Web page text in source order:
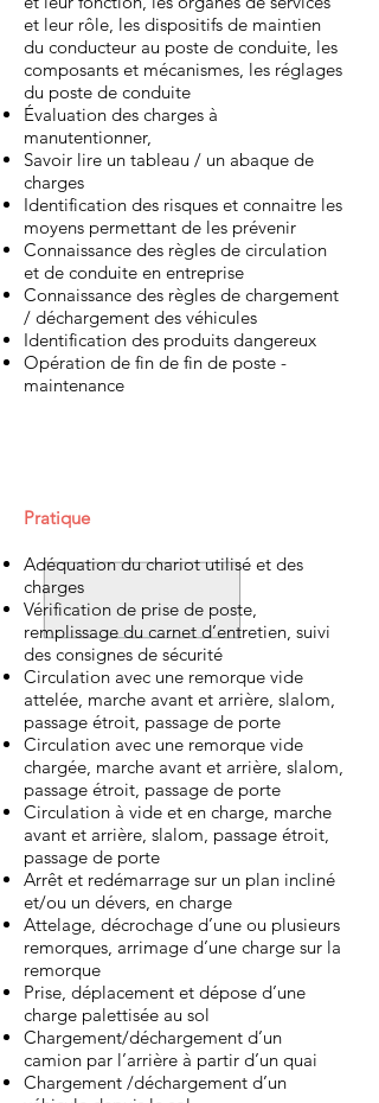
et leur rôle, les dispositifs de maintien
du conducteur au poste de conduite, les
composants et mécanismes, les réglages
du poste de conduite
Évaluation des charges à
manutentionner,
Savoir lire un tableau / un abaque de
charges
Identification des risques et connaitre les
moyens permettant de les prévenir
Connaissance des règles de circulation
et de conduite en entreprise
Connaissance des règles de chargement
/ déchargement des véhicules
Identification des produits dangereux
Opération de fin de fin de poste -
maintenance
Pratique
Adéquation du chariot utilisé et des
charges
Vérification de prise de poste,
remplissage du carnet d’entretien, suivi
des consignes de sécurité
Circulation avec une remorque vide
attelée, marche avant et arrière, slalom,
passage étroit, passage de porte
Circulation avec une remorque vide
chargée, marche avant et arrière, slalom,
passage étroit, passage de porte
Circulation à vide et en charge, marche
avant et arrière, slalom, passage étroit,
passage de porte
Arrêt et redémarrage sur un plan incliné
et/ou un dévers, en charge
Attelage, décrochage d’une ou plusieurs
remorques, arrimage d’une charge sur la
remorque
Prise, déplacement et dépose d’une
charge palettisée au sol
Chargement/déchargement d’un
camion par l’arrière à partir d’un quai
Chargement /déchargement d’un